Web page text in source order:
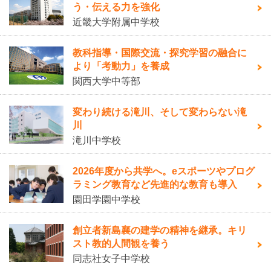
う・伝える力を強化
近畿大学附属中学校
教科指導・国際交流・探究学習の融合に
より「考動力」を養成
関西大学中等部
変わり続ける滝川、そして変わらない滝
川
滝川中学校
2026年度から共学へ。eスポーツやプログ
ラミング教育など先進的な教育も導入
園田学園中学校
創立者新島襄の建学の精神を継承。キリ
スト教的人間観を養う
同志社女子中学校